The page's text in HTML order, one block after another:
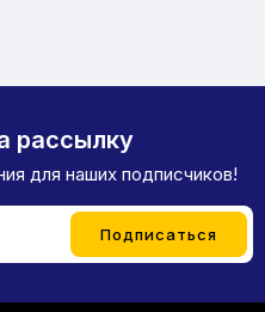
рассылку
для наших подписчиков!